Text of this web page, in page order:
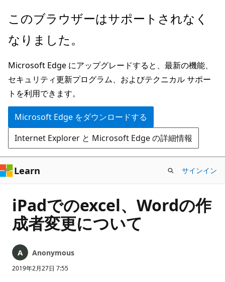
メ
ン
ン
テ
ン
ツ
に
ス
キ
ッ
プ
このブラウザーはサポートされなく
なりました。
Microsoft Edge にアップグレードすると、最新の機能、
セキュリティ更新プログラム、およびテクニカル サポー
トを利用できます。
Microsoft Edge をダウンロードする
Internet Explorer と Microsoft Edge の詳細情報
Learn サインイン
iPadでのexcel、Wordの作
成者変更について
Anonymous
2019年2月27日 7:55